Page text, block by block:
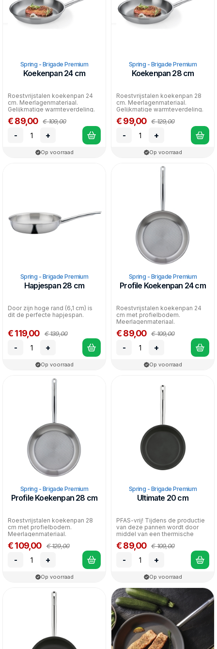
Spring - Brigade Premium
Koekenpan 24 cm
Roestvrijstalen koekenpan 24
cm. Meerlagenmateriaal.
Gelijkmatige warmteverdeling.
Geschikt voor alle war...
€ 89,00 € 109,00
- +
Op voorraad
Spring - Brigade Premium
Koekenpan 28 cm
Roestvrijstalen koekenpan 28
cm. Meerlagenmateriaal.
Gelijkmatige warmteverdeling.
Geschikt voor alle war...
€ 99,00 € 129,00
- +
Op voorraad
Spring - Brigade Premium
Hapjespan 28 cm
Door zijn hoge rand (6,1 cm) is
dit de perfecte hapjespan.
€ 119,00 € 139,00
- +
Op voorraad
Spring - Brigade Premium
Profile Koekenpan 24 cm
Roestvrijstalen koekenpan 24
cm met profielbodem.
Meerlagenmateriaal.
Gelijkmatige warmteverdeling.
Gesch...
€ 89,00 € 109,00
- +
Op voorraad
Spring - Brigade Premium
Profile Koekenpan 28 cm
Roestvrijstalen koekenpan 28
cm met profielbodem.
Meerlagenmateriaal.
Gelijkmatige warmteverdeling.
Gesch...
€ 109,00 € 129,00
- +
Op voorraad
Spring - Brigade Premium
Ultimate 20 cm
PFAS-vrij! Tijdens de productie
van deze pannen wordt door
middel van een thermische
oppervlakte beh...
€ 89,00 € 109,00
- +
Op voorraad